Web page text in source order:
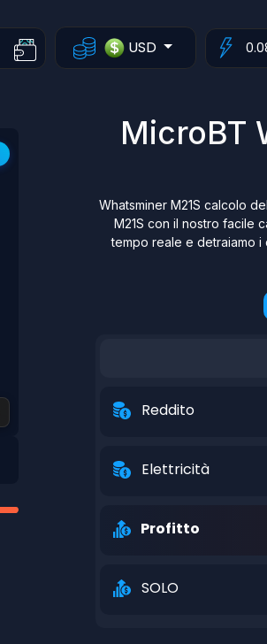
USD
MicroBT
Whatsminer M21S calcolo
M21S con il nostro facile
tempo reale e detraiamo
Reddito
Elettricità
Profitto
SOLO